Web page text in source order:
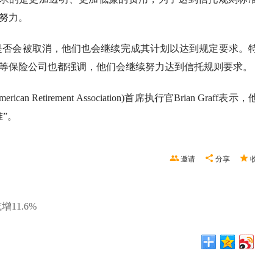
力。
会被取消，他们也会继续完成其计划以达到规定要求。
险公司也都强调，他们会继续努力达到信托规则要求。
Retirement Association)首席执行官Brian Graff表示，
。
分享
邀请
11.6%